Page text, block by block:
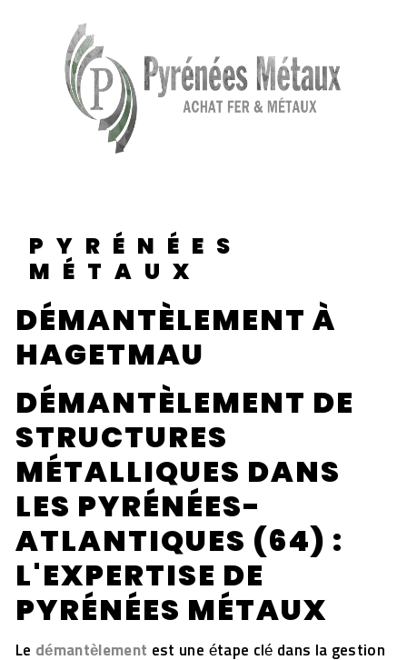
PYRÉNÉES
MÉTAUX
DÉMANTÈLEMENT À
HAGETMAU
DÉMANTÈLEMENT DE
STRUCTURES
MÉTALLIQUES DANS
LES PYRÉNÉES-
ATLANTIQUES (64) :
L'EXPERTISE DE
PYRÉNÉES MÉTAUX
Le démantèlement est une étape clé dans la gestion